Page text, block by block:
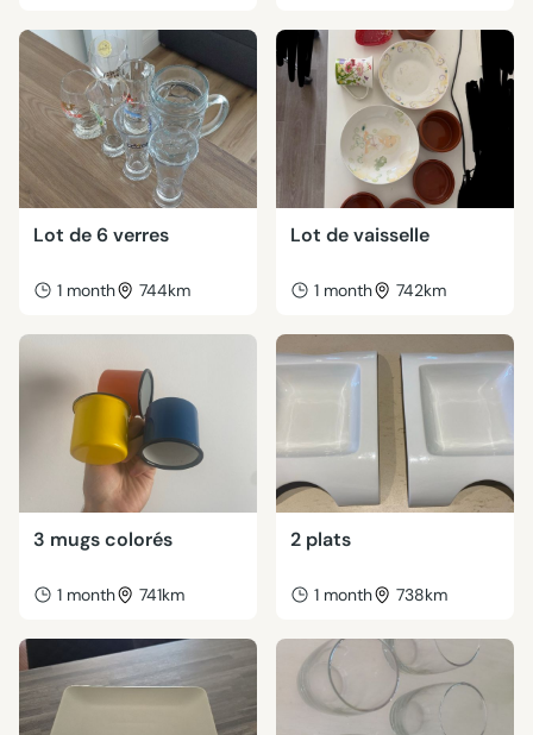
Lot de 6 verres
1 month 744km
Lot de vaisselle
1 month 742km
3 mugs colorés
1 month 741km
2 plats
1 month 738km